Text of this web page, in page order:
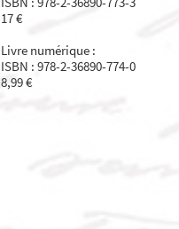
17 €
Livre numérique :
ISBN : 978-2-36890-774-0
8,99 €